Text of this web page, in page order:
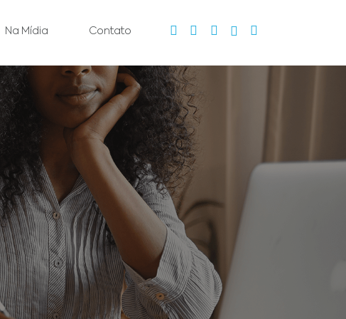
Na Mídia Contato